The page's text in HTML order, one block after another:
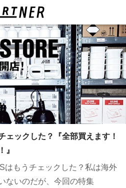
ックした？『全部買えます！
』
はもうチェックした？私は海外
ないのだが、今回の特集